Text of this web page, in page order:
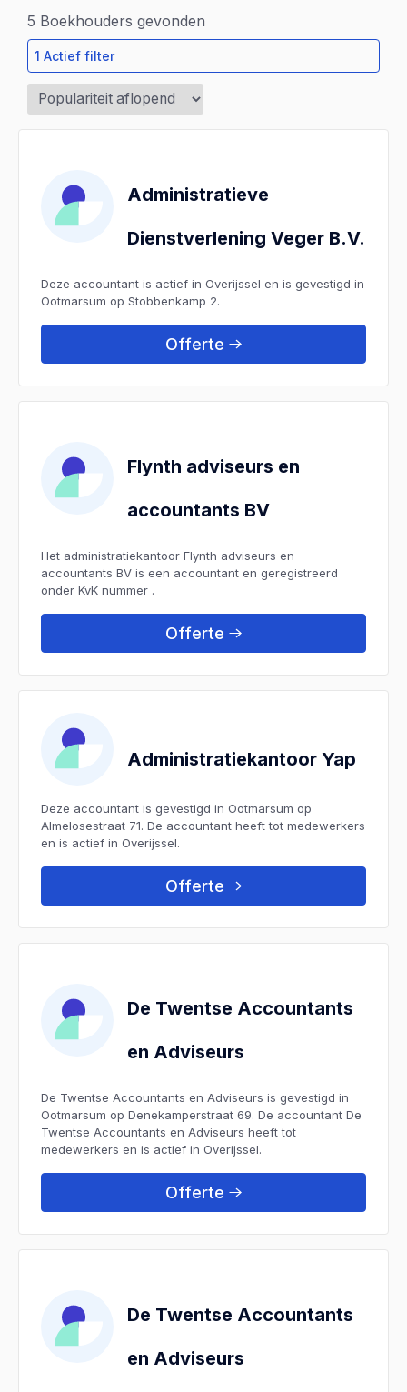
5 Boekhouders gevonden
1 Actief filter
Administratieve
Dienstverlening Veger B.V.
Deze accountant is actief in Overijssel en is gevestigd in
Ootmarsum op Stobbenkamp 2.
Offerte
Flynth adviseurs en
accountants BV
Het administratiekantoor Flynth adviseurs en
accountants BV is een accountant en geregistreerd
onder KvK nummer .
Offerte
Administratiekantoor Yap
Deze accountant is gevestigd in Ootmarsum op
Almelosestraat 71. De accountant heeft tot medewerkers
en is actief in Overijssel.
Offerte
De Twentse Accountants
en Adviseurs
De Twentse Accountants en Adviseurs is gevestigd in
Ootmarsum op Denekamperstraat 69. De accountant De
Twentse Accountants en Adviseurs heeft tot
medewerkers en is actief in Overijssel.
Offerte
De Twentse Accountants
en Adviseurs